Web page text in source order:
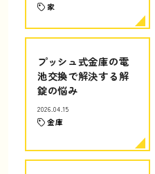
家
プッシュ式金庫の電
池交換で解決する解
錠の悩み
2026.04.15
金庫